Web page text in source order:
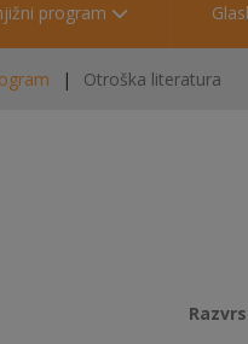
program
Otroška literatura